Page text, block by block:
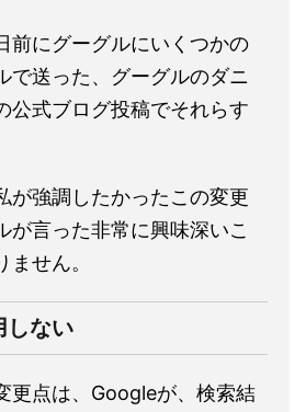
前にグーグルにいくつかの
で送った、グーグルのダニ
公式ブログ投稿でそれらす
が強調したかったこの変更
が言った非常に興味深いこ
ません。
しない
更点は、Googleが、検索結